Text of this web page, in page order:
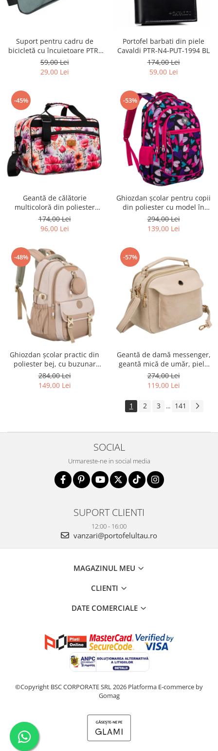
Suport pentru cadru de
bicicletă cu încuietoare PTR-
AR-S-101
59,00 Lei
29,00 Lei
Portofel barbati din piele
Cavaldi PTR-N4-PUT-1994 BL
174,00 Lei
59,00 Lei
-45%
Geantă de călătorie
multicoloră din poliester
rezistent cu port USB,
acoperită cu un model vegetal
- Rovicky PTR-R-TL15608-8831
174,00 Lei
96,00 Lei
-53%
Ghiozdan școlar pentru copii
din poliester cu model în
formă de inimă - Peterson
PTR-PTN BIEDRONKA G54
294,00 Lei
139,00 Lei
-48%
Ghiozdan școlar practic din
poliester bej, cu buzunar
suplimentar și spațiu pentru
o sticlă de apă - Peterson PTR-
PTN 8610-1341 BEIGE
284,00 Lei
149,00 Lei
-57%
Geantă de damă messenger,
geantă mică de umăr, piele
ecologică, geantă bej cu
fermoar la modă - Peterson
PTR-PTN MX02-P-7717-D.BE
274,00 Lei
119,00 Lei
1 2 3 ... 141
SOCIAL
Urmareste-ne in social media
SUPORT CLIENTI
12:00 - 16:00
vanzari@portofelultau.ro
MAGAZINUL MEU
CLIENTI
DATE COMERCIALE
©Copyright BSC CORPORATE SRL 2026 Platforma E-commerce by
Gomag